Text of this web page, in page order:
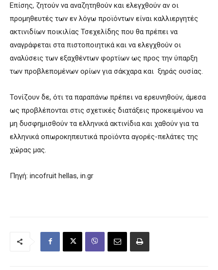
Επίσης, ζητούν να αναζητηθούν και ελεγχθούν αν οι
προμηθευτές των εν λόγω προϊόντων είναι καλλιεργητές
ακτινιδίων ποικιλίας Τσεχελίδης που θα πρέπει να
αναγράφεται στα πιστοποιητικά και να ελεγχθούν οι
αναλύσεις των εξαχθέντων φορτίων ως προς την ύπαρξη
των προβλεπομένων ορίων για σάκχαρα και ξηράς ουσίας.
Τονίζουν δε, ότι τα παραπάνω πρέπει να ερευνηθούν, άμεσα
ως προβλέπονται στις σχετικές διατάξεις προκειμένου να
μη δυσφημισθούν τα ελληνικά ακτινίδια και χαθούν για τα
ελληνικά οπωροκηπευτικά προϊόντα αγορές-πελάτες της
χώρας μας.
Πηγή: incofruit hellas, in.gr